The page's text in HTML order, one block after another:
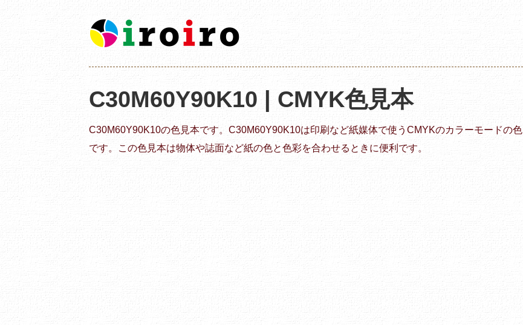
C30M60Y90K10 | CMYK色見本
C30M60Y90K10の色見本です。C30M60Y90K10は印刷など紙媒体で使うCMYKのカラーモードの色
です。この色見本は物体や誌面など紙の色と色彩を合わせるときに便利です。